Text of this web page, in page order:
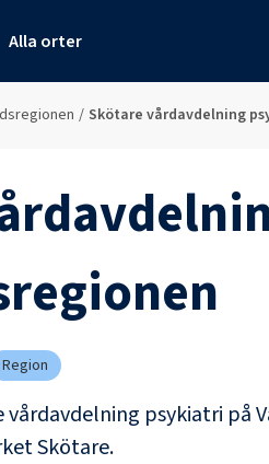
Alla orter
/ Skötare vårdavdelning
Region
vårdavdelning psykiatri på
Skötare.